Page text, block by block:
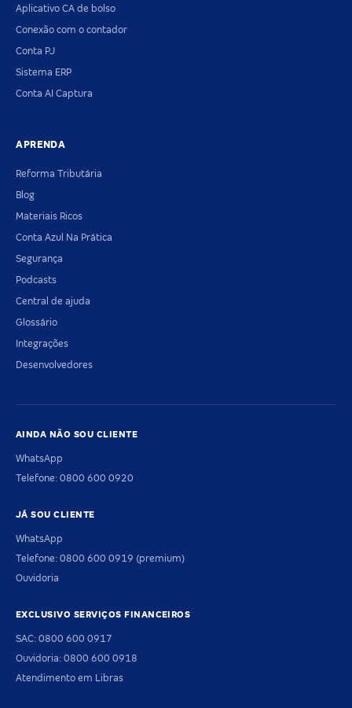
Aplicativo CA de bolso
Conexão com o contador
Conta PJ
Sistema ERP
Conta AI Captura
APRENDA
Reforma Tributária
Blog
Materiais Ricos
Conta Azul Na Prática
Segurança
Podcasts
Central de ajuda
Glossário
Integrações
Desenvolvedores
AINDA NÃO SOU CLIENTE
WhatsApp
Telefone: 0800 600 0920
JÁ SOU CLIENTE
WhatsApp
Telefone: 0800 600 0919 (premium)
Ouvidoria
EXCLUSIVO SERVIÇOS FINANCEIROS
SAC: 0800 600 0917
Ouvidoria: 0800 600 0918
Atendimento em Libras